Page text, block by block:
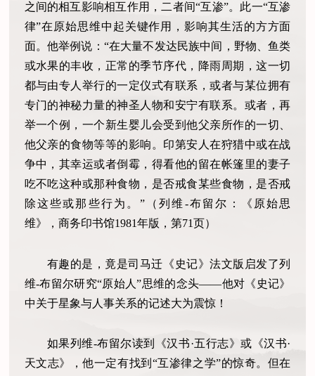
之间的相互影响相互作用，二者间“互渗”。此一“互渗
律”在原始思维中起关键作用，影响其生活的方方面
面。他举例说：“在大量不发达民族中间，野物、鱼类
或水果的丰收，正常的季节序代，降雨周期，这一切
都与由专人举行的一定仪式有联系，或者与某位拥有
专门的神秘力量的神圣人物和安宁有联系。或者，再
举一个例，一个新生婴儿会受到他父亲所作的一切、
他父亲的食物等等的影响。印第安人在狩猎中或在战
争中，其幸运或者倒霉，得看他的留在帐篷里的妻子
吃不吃这种或那种食物，是否戒食某些食物，是否戒
除这些或那些行为。”（列维-布留尔：《原始思
维》，商务印书馆1981年版，第71页）
有趣的是，竟是司马迁《史记》法文版启发了列
维-布留尔研究“原始人”思维的念头——他对《史记》
中关于星象与人事关系的记述大为震惊！
如果列维-布留尔读到《汉书·五行志》或《汉书·
天文志》，他一定有找到“互渗律之学”的惊奇。但在